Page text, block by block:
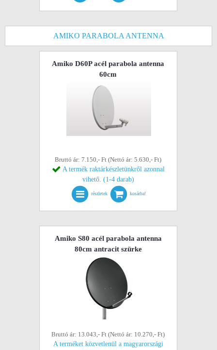
AMIKO PARABOLA ANTENNA
Amiko D60P acél parabola antenna
60cm
Bruttó ár: 7.150,- Ft (Nettó ár: 5.630,- Ft)
A termék raktárkészletünkről azonnal
vihető. (1-4 darab)
részletek kosárba!
Amiko S80 acél parabola antenna
80cm antracit szürke
Bruttó ár: 13.043,- Ft (Nettó ár: 10.270,- Ft)
A terméket közvetlenül a magyarországi